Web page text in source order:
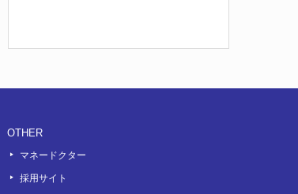
OTHER
マネードクター
採用サイト